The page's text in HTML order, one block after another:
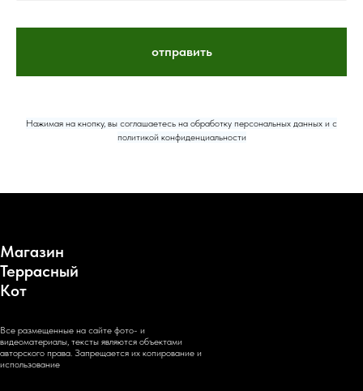
отправить
Нажимая на кнопку, вы соглашаетесь на обработку персональных данных и c
политикой конфиденциальности
Магазин
Террасный
Кот
Все размещенные на сайте фото- и
видеоматериалы, тексты являются объектами
авторского права. Запрещается их копирование и
использование